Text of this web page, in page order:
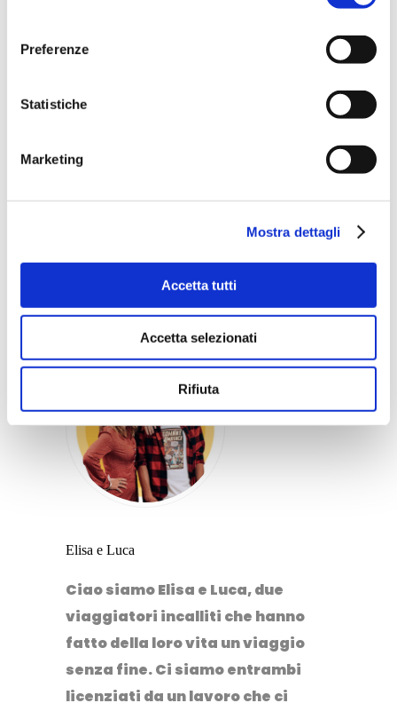
Preferenze
Statistiche
Marketing
Mostra dettagli
Accetta tutti
Accetta selezionati
Rifiuta
ELISA E LUCA
Elisa e Luca
Ciao siamo Elisa e Luca, due
viaggiatori incalliti che hanno
fatto della loro vita un viaggio
senza fine. Ci siamo entrambi
licenziati da un lavoro che ci